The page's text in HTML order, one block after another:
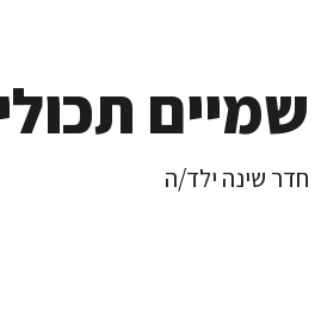
שמיים
חדר שינה ילד/ה